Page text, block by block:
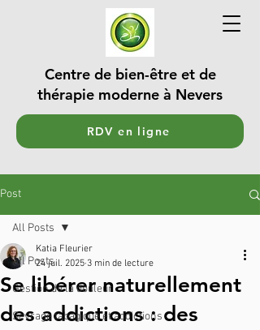
Centre de bien-être et de
thérapie moderne à Nevers
RDV en ligne
Post
All Posts
Gestion de la douleur
Sevrage tabagique et addictions
All Posts
Se libérer naturellement
des addictions : des
Katia Fleurier
24 juil. 2025 3 min de lecture